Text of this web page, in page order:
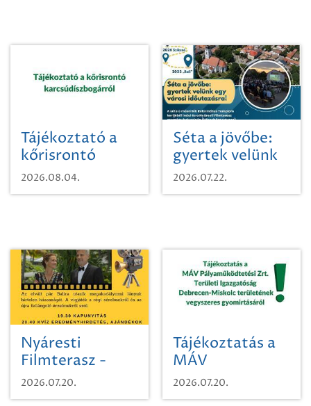
Tájékoztató a
kőrisrontó
karcsúdíszbogárról
2026.08.04.
Séta a jövőbe:
gyertek velünk
egy városi
időutazásra!
2026.07.22.
Nyáresti
Filmterasz -
Beugró a
Paradicsomba
2026.07.20.
Tájékoztatás a
MÁV
Pályaműködtetési
Zrt. Területi
2026.07.20.